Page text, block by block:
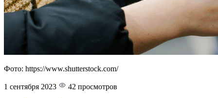
Фото: https://www.shutterstock.com/
1 сентября 2023
42 просмотров